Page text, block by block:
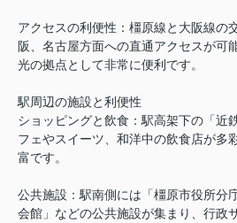
アクセスの利便性：橿原線と大阪線の
阪、名古屋方面への直通アクセスが可
光の拠点として非常に便利です。
駅周辺の施設と利便性
ショッピングと飲食：駅高架下の「近
フェやスイーツ、和洋中の飲食店が多
富です。
公共施設：駅南側には「橿原市役所分
会館」などの公共施設が集まり、行政